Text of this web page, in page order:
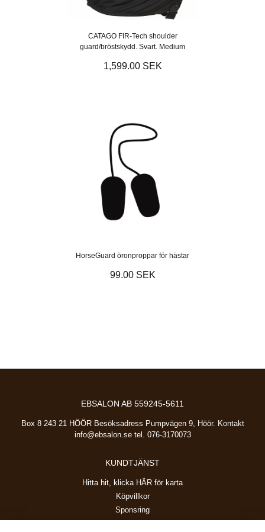
CATAGO FIR-Tech shoulder
guard/bröstskydd. Svart. Medium
1,599.00 SEK
HorseGuard öronproppar för hästar
99.00 SEK
EBSALON AB 559245-5611
Box 8 243 21 HÖÖR Besöksadress Pumpvägen 9, Höör. Kontakt
info@ebsalon.setel. 076-3170073
KUNDTJÄNST
Hitta hit, klicka HÄR för karta
Köpvillkor
Sponsring